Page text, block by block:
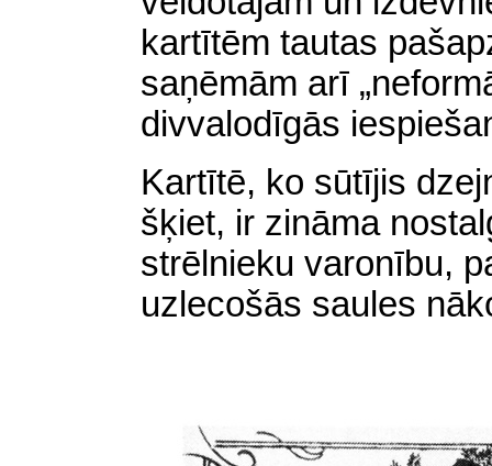
kartītēm tautas
saņēmām arī
divvalodīgās
Kartītē, ko sūtījis
šķiet, ir zināma
strēlnieku varonību,
uzlecošās saules